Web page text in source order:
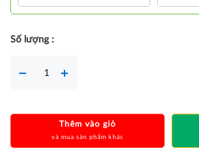
Số lượng :
Thêm vào giỏ
và mua sản phẩm khác